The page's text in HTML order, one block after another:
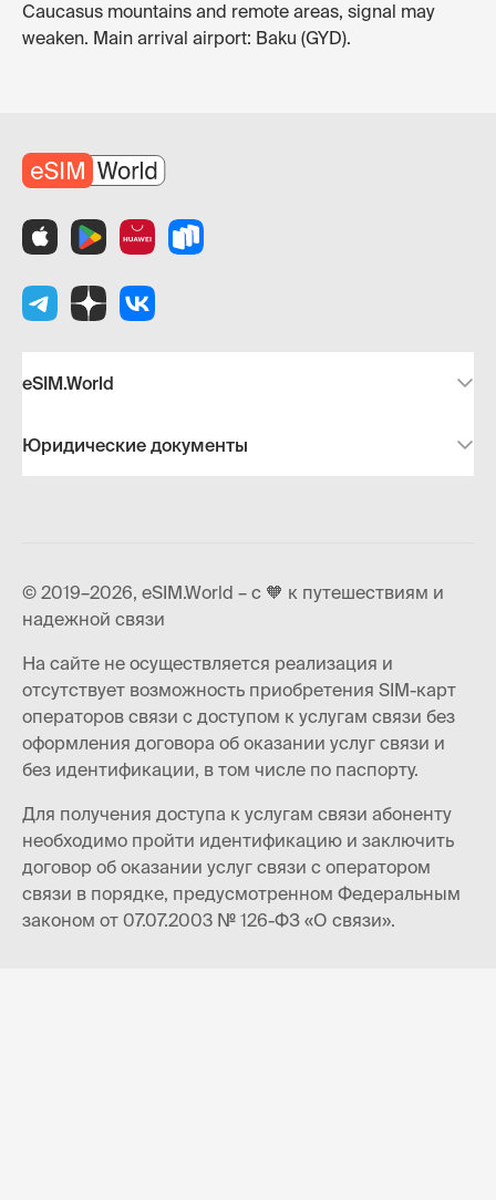
Caucasus mountains and remote areas, signal may
weaken. Main arrival airport: Baku (GYD).
eSIM.World
Юридические документы
© 2019–2026, eSIM.World – с 🧡 к путешествиям и
надежной связи
На сайте не осуществляется реализация и
отсутствует возможность приобретения SIM-карт
операторов связи с доступом к услугам связи без
оформления договора об оказании услуг связи и
без идентификации, в том числе по паспорту.
Для получения доступа к услугам связи абоненту
необходимо пройти идентификацию и заключить
договор об оказании услуг связи с оператором
связи в порядке, предусмотренном Федеральным
законом от 07.07.2003 № 126-ФЗ «О связи».